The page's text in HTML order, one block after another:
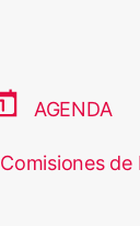
AGENDA
Comisiones de